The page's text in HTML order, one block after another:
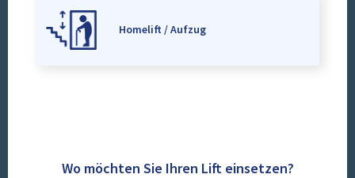
Homelift / Aufzug
Wo möchten Sie Ihren Lift einsetzen?